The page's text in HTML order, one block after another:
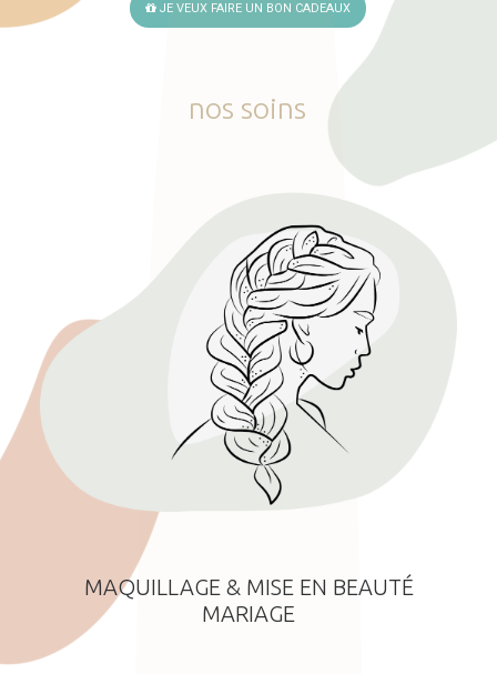
JE VEUX FAIRE UN BON CADEAUX
nos soins
MAQUILLAGE & MISE EN BEAUTÉ
MARIAGE